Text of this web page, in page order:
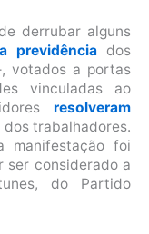
derrubar alguns
previdênciados
votados a portas
vinculadas ao
resolveram
dos trabalhadores.
manifestação foi
ser considerado a
do Partido